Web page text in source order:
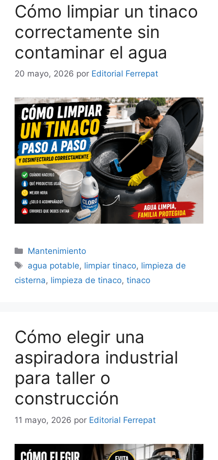
Cómo limpiar un tinaco
correctamente sin
contaminar el agua
20 mayo, 2026 por Editorial Ferrepat
Categorías
Mantenimiento
Etiquetas
agua potable, limpiar tinaco, limpieza de
cisterna, limpieza de tinaco, tinaco
Cómo elegir una
aspiradora industrial
para taller o
construcción
11 mayo, 2026 por Editorial Ferrepat